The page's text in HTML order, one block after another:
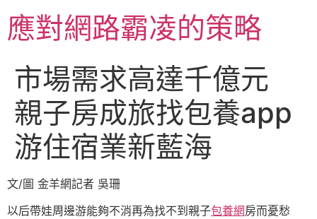
主應對網路霸凌的策略
市場需求高達千億元
親子房成旅找包養app
游住宿業新藍海
文/圖 金羊網記者 吳珊
以后帶娃周邊游能夠不消再為找不到親子包養網房而憂愁